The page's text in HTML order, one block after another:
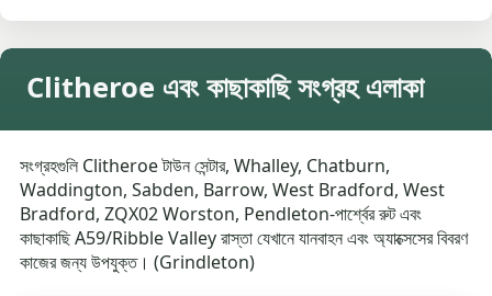
Clitheroe এবং কাছাকাছি সংগ্রহ এলাকা
সংগ্রহগুলি Clitheroe টাউন সেন্টার, Whalley, Chatburn,
Waddington, Sabden, Barrow, West Bradford, West
Bradford, ZQX02 Worston, Pendleton-পার্শ্বের রুট এবং
কাছাকাছি A59/Ribble Valley রাস্তা যেখানে যানবাহন এবং অ্যাক্সেসের বিবরণ
কাজের জন্য উপযুক্ত। (Grindleton)